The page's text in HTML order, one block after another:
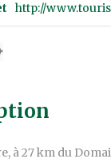
http://
à 27 km du